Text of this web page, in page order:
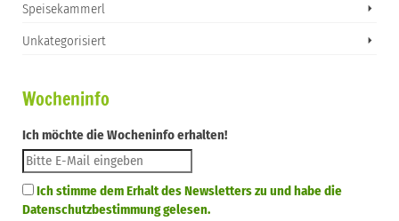
Speisekammerl
Unkategorisiert
Wocheninfo
Ich möchte die Wocheninfo erhalten!
Ich stimme dem Erhalt des Newsletters zu und habe die
Datenschutzbestimmung gelesen.